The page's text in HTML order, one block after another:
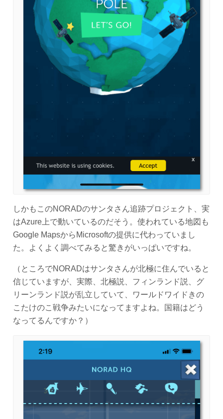
しかもこのNORADのサンタさん追跡プロジェクト、実
はAzure上で動いているのだそう。使われている地図も
Google MapsからMicrosoftの提供に代わっていまし
た。よくよく調べてみると驚きがいっぱいですね。
（ところでNORADはサンタさんが北極に住んでいると
信じていますが、実際、北極説、フィンランド説、グ
リーンランド説が乱立していて、ワールドワイドきの
こたけのこ戦争みたいになってますよね。国籍はどう
なってるんですか？）